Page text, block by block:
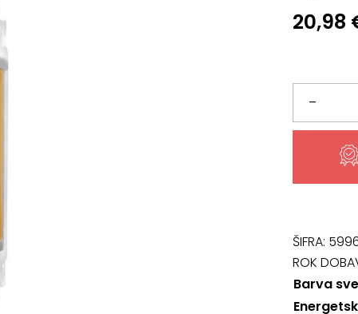
20,98
–
Sijalka
79099,
količina
ŠIFRA:
ROK
Barva